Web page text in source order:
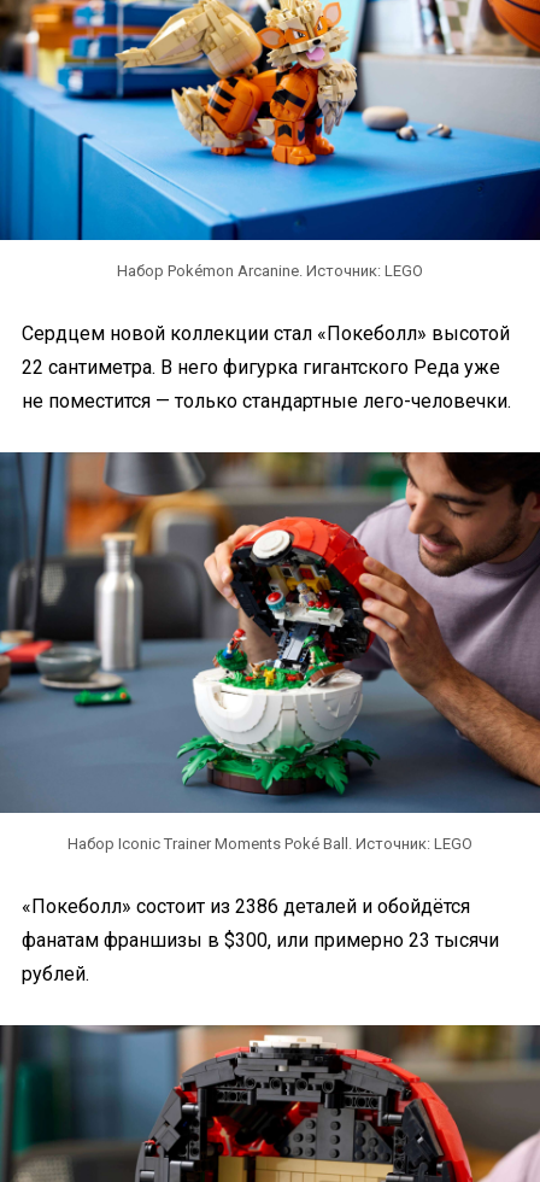
Набор Pokémon Arcanine. Источник: LEGO
Сердцем новой коллекции стал «Покеболл» высотой
22 сантиметра. В него фигурка гигантского Реда уже
не поместится — только стандартные лего-человечки.
Набор Iconic Trainer Moments Poké Ball. Источник: LEGO
«Покеболл» состоит из 2386 деталей и обойдётся
фанатам франшизы в $300, или примерно 23 тысячи
рублей.